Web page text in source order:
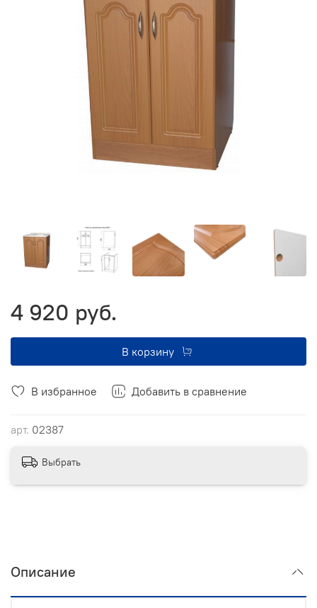
В избранное Добавить в сравнение
арт. 02387
4 920 руб.
В корзину
Выбрать
Описание